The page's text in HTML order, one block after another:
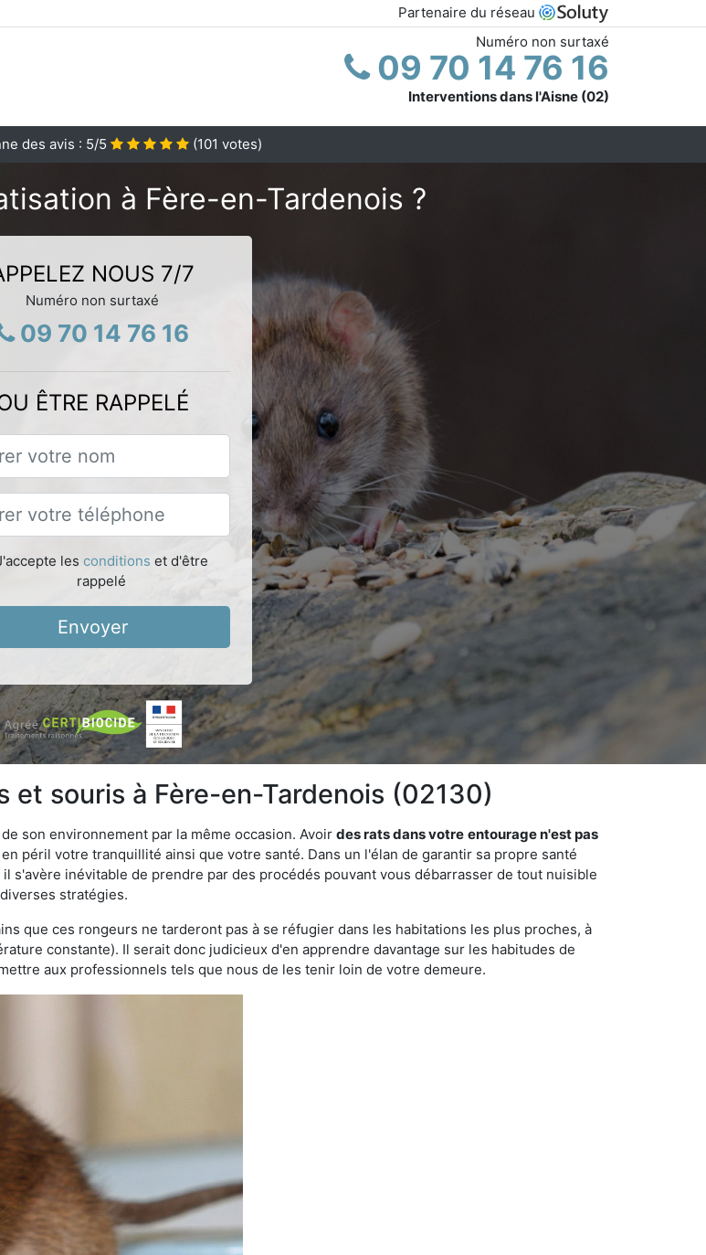
Partenaire du réseau
Numéro non surtaxé
09 70 14 76 16
Interventions dans l'Aisne (02)
des avis : 5/5 (101 votes)
à Fère-en-Tardenois ?
NOUS 7/7
Numéro non surtaxé
09 70 14 76 16
ÊTRE RAPPELÉ
les conditions et d'être
rappelé
Envoyer
et souris à Fère-en-Tardenois (02130)
son environnement par la même occasion. Avoir des rats dans votre entourage n'est pas
péril votre tranquillité ainsi que votre santé. Dans un l'élan de garantir sa propre santé
s'avère inévitable de prendre par des procédés pouvant vous débarrasser de tout nuisible
stratégies.
que ces rongeurs ne tarderont pas à se réfugier dans les habitations les plus proches, à
constante). Il serait donc judicieux d'en apprendre davantage sur les habitudes de
aux professionnels tels que nous de les tenir loin de votre demeure.